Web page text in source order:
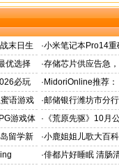
末日生
·小米笔记本Pro14
帧游戏表现
优选择 ·存储芯片供应告急
题！
必玩
· MidoriOnline推荐
章
语游戏
·邮储银行潍坊市分
游戏体
· 《荒原先驱》10月
来袭
留学新
·小鹿姐姐儿歌大百科
·俳都片好睡眠 清肠